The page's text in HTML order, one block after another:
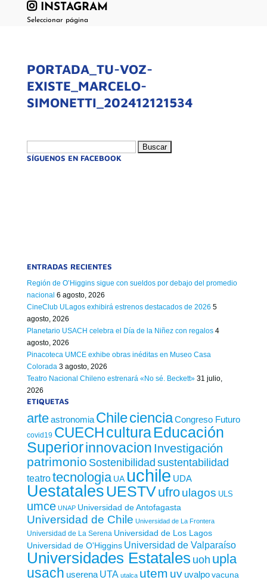
INSTAGRAM
Seleccionar página
PORTADA_TU-VOZ-
EXISTE_MARCELO-
SIMONETTI_202412121534
SÍGUENOS EN FACEBOOK
ENTRADAS RECIENTES
Región de O’Higgins sigue con sueldos por debajo del promedio
nacional 6 agosto, 2026
CineClub ULagos exhibirá estrenos destacados de 2026 5
agosto, 2026
Planetario USACH celebra el Día de la Niñez con regalos 4
agosto, 2026
Pinacoteca UMCE exhibe obras inéditas en Museo Casa
Colorada 3 agosto, 2026
Teatro Nacional Chileno estrenará «No sé. Beckett» 31 julio,
2026
ETIQUETAS
arteastronomia Chileciencia Congreso Futuro
covid19 CUECHculturaEducación
Superiorinnovacion Investigación
patrimonio Sostenibilidad sustentabilidad
teatrotecnologia UA uchile UDA
Uestatales UESTVufroulagos ULS
umce UNAP Universidad de Antofagasta
Universidad de Chile Universidad de La Frontera
Universidad de La Serena Universidad de Los Lagos
Universidad de O'Higgins Universidad de Valparaíso
Universidades Estatales uoh upla
usach userena UTA utalca utem uv uvalpo vacuna